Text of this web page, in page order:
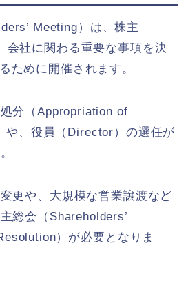
Meeting）は、株主
会社に関わる重要な事項を決
ために開催されます。
分（Appropriation of
や、役員（Director）の選任が
更や、大規模な営業譲渡など
総会（Shareholders’
）が必要となりま